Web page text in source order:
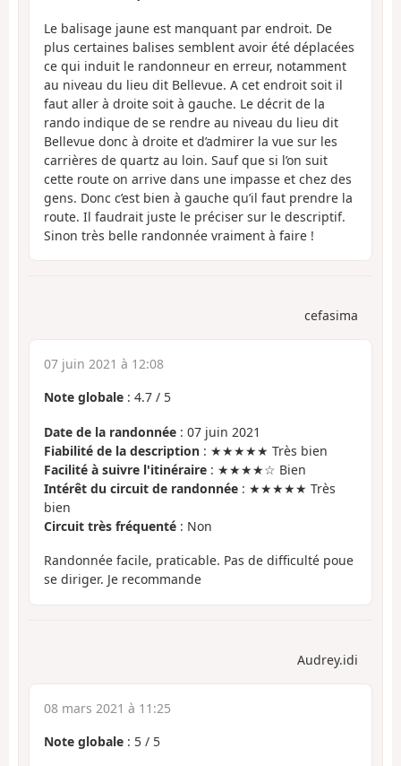
Le balisage jaune est manquant par endroit. De
plus certaines balises semblent avoir été déplacées
ce qui induit le randonneur en erreur, notamment
au niveau du lieu dit Bellevue. A cet endroit soit il
faut aller à droite soit à gauche. Le décrit de la
rando indique de se rendre au niveau du lieu dit
Bellevue donc à droite et d’admirer la vue sur les
carrières de quartz au loin. Sauf que si l’on suit
cette route on arrive dans une impasse et chez des
gens. Donc c’est bien à gauche qu’il faut prendre la
route. Il faudrait juste le préciser sur le descriptif.
Sinon très belle randonnée vraiment à faire !
cefasima
07 juin 2021 à 12:08
Note globale : 4.7 / 5
Date de la randonnée : 07 juin 2021
Fiabilité de la description : ★★★★★ Très bien
Facilité à suivre l'itinéraire : ★★★★☆ Bien
Intérêt du circuit de randonnée : ★★★★★ Très
bien
Circuit très fréquenté : Non
Randonnée facile, praticable. Pas de difficulté poue
se diriger. Je recommande
Audrey.idi
08 mars 2021 à 11:25
Note globale : 5 / 5